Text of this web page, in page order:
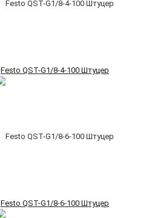
Festo QST-G1/8-4-100 Штуцер
Festo QST-G1/8-6-100 Штуцер